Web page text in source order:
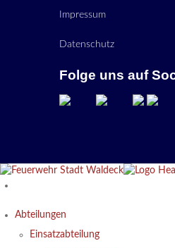
Impressum
Datenschutz
Folge uns auf
Abteilungen
Einsatzabteilung